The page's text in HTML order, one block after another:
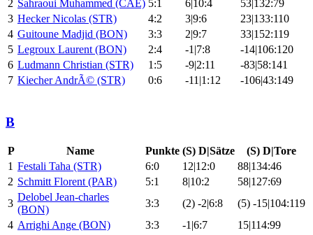
2 Sahraoui Muhammed (CAE) 5:1 6|10:4
53|132:79
3 Hecker Nicolas (STR) 4:2 3|9:6
23|133:110
4 Guitoune Madjid (BON) 3:3 2|9:7
33|152:119
5 Legroux Laurent (BON) 2:4 -1|7:8
-14|106:120
6 Ludmann Christian (STR) 1:5 -9|2:11
-83|58:141
7 Kiecher AndrÃ© (STR) 0:6 -11|1:12 -106|43:149
B
P Name Punkte (S) D|Sätze
(S) D|Tore
1 Festali Taha (STR) 6:0 12|12:0
88|134:46
2 Schmitt Florent (PAR) 5:1 8|10:2
58|127:69
3
Delobel Jean-charles
(BON)
3:3 (2) -2|6:8
(5) -15|104:119
4 Arrighi Ange (BON) 3:3 -1|6:7
15|114:99